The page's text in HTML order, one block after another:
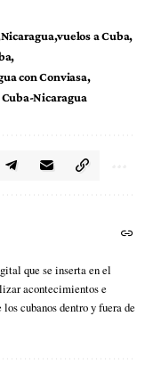
Nicaragua vuelos a Cuba
con Conviasa
Nicaragua
que se inserta en el
acontecimientos e
cubanos dentro y fuera de